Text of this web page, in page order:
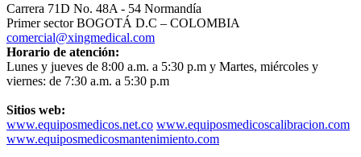
Carrera 71D No. 48A - 54 Normandía
Primer sector BOGOTÁ D.C – COLOMBIA
comercial@xingmedical.com
Horario de atención:
Lunes y jueves de 8:00 a.m. a 5:30 p.m y Martes, miércoles y
viernes: de 7:30 a.m. a 5:30 p.m
Sitios web:
www.equiposmedicos.net.co www.equiposmedicoscalibracion.com
www.equiposmedicosmantenimiento.com